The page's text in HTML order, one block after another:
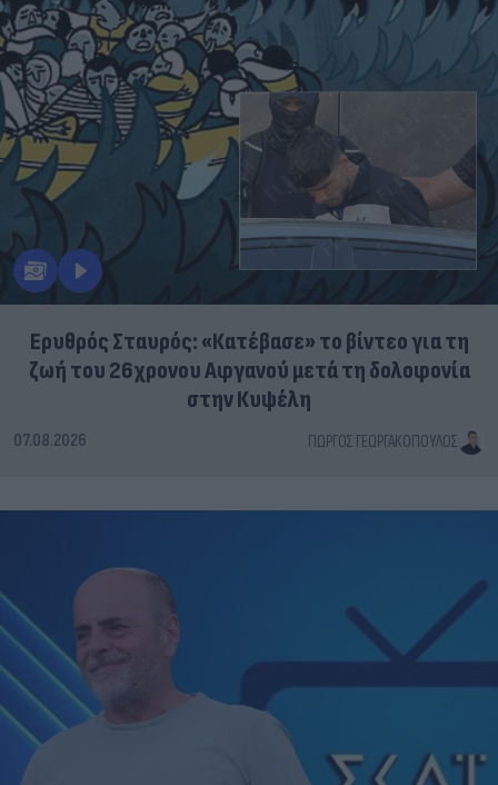
Ερυθρός Σταυρός: «Κατέβασε» το βίντεο για τη
ζωή του 26χρονου Αφγανού μετά τη δολοφονία
στην Κυψέλη
07.08.2026 ΓΙΏΡΓΟΣ ΓΕΩΡΓΑΚΌΠΟΥΛΟΣ